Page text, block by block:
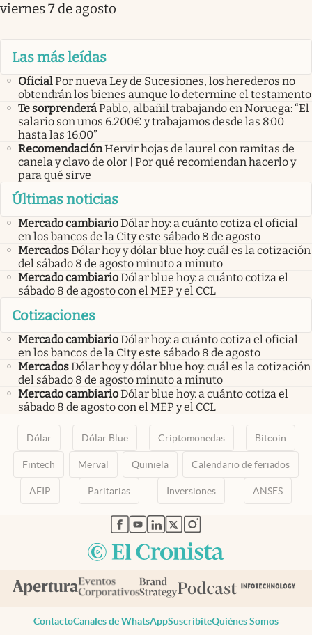
viernes 7 de agosto
Las más leídas
OficialPor nueva Ley de Sucesiones, los herederos no
obtendrán los bienes aunque lo determine el testamento
Te sorprenderáPablo, albañil trabajando en Noruega: “El
salario son unos 6.200€ y trabajamos desde las 8:00
hasta las 16:00”
RecomendaciónHervir hojas de laurel con ramitas de
canela y clavo de olor | Por qué recomiendan hacerlo y
para qué sirve
Últimas noticias
Mercado cambiarioDólar hoy: a cuánto cotiza el oficial
en los bancos de la City este sábado 8 de agosto
MercadosDólar hoy y dólar blue hoy: cuál es la cotización
del sábado 8 de agosto minuto a minuto
Mercado cambiarioDólar blue hoy: a cuánto cotiza el
sábado 8 de agosto con el MEP y el CCL
Cotizaciones
Mercado cambiarioDólar hoy: a cuánto cotiza el oficial
en los bancos de la City este sábado 8 de agosto
MercadosDólar hoy y dólar blue hoy: cuál es la cotización
del sábado 8 de agosto minuto a minuto
Mercado cambiarioDólar blue hoy: a cuánto cotiza el
sábado 8 de agosto con el MEP y el CCL
Dólar Dólar Blue Criptomonedas Bitcoin
Fintech Merval Quiniela Calendario de feriados
AFIP Paritarias Inversiones ANSES
abre en nueva pestaña
abre en nueva pestaña
abre en nueva pestaña
abre en nueva pestaña
abre en nueva pestaña
ContactoCanales de WhatsAppSuscribiteQuiénes Somos